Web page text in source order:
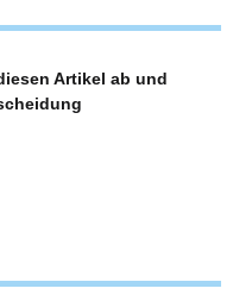
Artikel ab und